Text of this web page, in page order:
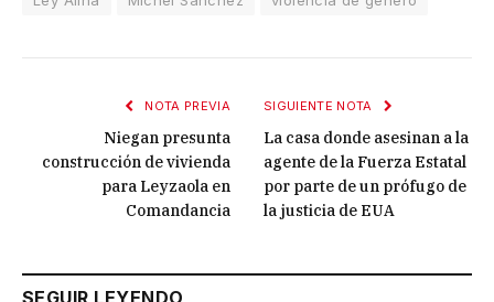
NOTA PREVIA
Niegan presunta
construcción de vivienda
para Leyzaola en
Comandancia
SIGUIENTE NOTA
La casa donde asesinan a la
agente de la Fuerza Estatal
por parte de un prófugo de
la justicia de EUA